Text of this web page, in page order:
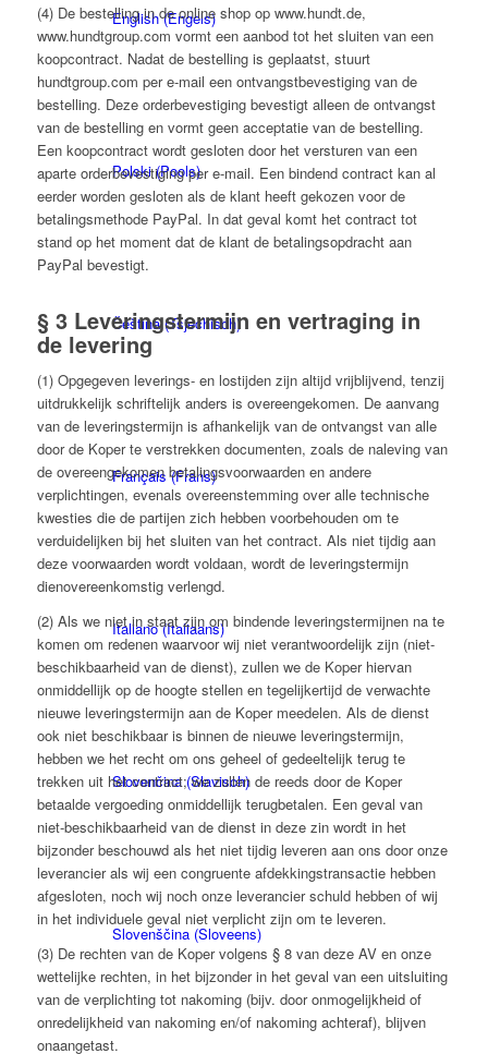
English(Engels)
Polski(Pools)
Čeština(Tsjechisch)
Français(Frans)
Italiano(Italiaans)
Slovenčina(Slavisch)
Slovenščina(Sloveens)
(4) De bestelling in de online shop op www.hundt.de,
www.hundtgroup.com vormt een aanbod tot het sluiten van een
koopcontract. Nadat de bestelling is geplaatst, stuurt
hundtgroup.com per e-mail een ontvangstbevestiging van de
bestelling. Deze orderbevestiging bevestigt alleen de ontvangst
van de bestelling en vormt geen acceptatie van de bestelling.
Een koopcontract wordt gesloten door het versturen van een
aparte orderbevestiging per e-mail. Een bindend contract kan al
eerder worden gesloten als de klant heeft gekozen voor de
betalingsmethode PayPal. In dat geval komt het contract tot
stand op het moment dat de klant de betalingsopdracht aan
PayPal bevestigt.
§ 3 Leveringstermijn en vertraging in
de levering
(1) Opgegeven leverings- en lostijden zijn altijd vrijblijvend, tenzij
uitdrukkelijk schriftelijk anders is overeengekomen. De aanvang
van de leveringstermijn is afhankelijk van de ontvangst van alle
door de Koper te verstrekken documenten, zoals de naleving van
de overeengekomen betalingsvoorwaarden en andere
verplichtingen, evenals overeenstemming over alle technische
kwesties die de partijen zich hebben voorbehouden om te
verduidelijken bij het sluiten van het contract. Als niet tijdig aan
deze voorwaarden wordt voldaan, wordt de leveringstermijn
dienovereenkomstig verlengd.
(2) Als we niet in staat zijn om bindende leveringstermijnen na te
komen om redenen waarvoor wij niet verantwoordelijk zijn (niet-
beschikbaarheid van de dienst), zullen we de Koper hiervan
onmiddellijk op de hoogte stellen en tegelijkertijd de verwachte
nieuwe leveringstermijn aan de Koper meedelen. Als de dienst
ook niet beschikbaar is binnen de nieuwe leveringstermijn,
hebben we het recht om ons geheel of gedeeltelijk terug te
trekken uit het contract; we zullen de reeds door de Koper
betaalde vergoeding onmiddellijk terugbetalen. Een geval van
niet-beschikbaarheid van de dienst in deze zin wordt in het
bijzonder beschouwd als het niet tijdig leveren aan ons door onze
leverancier als wij een congruente afdekkingstransactie hebben
afgesloten, noch wij noch onze leverancier schuld hebben of wij
in het individuele geval niet verplicht zijn om te leveren.
(3) De rechten van de Koper volgens § 8 van deze AV en onze
wettelijke rechten, in het bijzonder in het geval van een uitsluiting
van de verplichting tot nakoming (bijv. door onmogelijkheid of
onredelijkheid van nakoming en/of nakoming achteraf), blijven
onaangetast.